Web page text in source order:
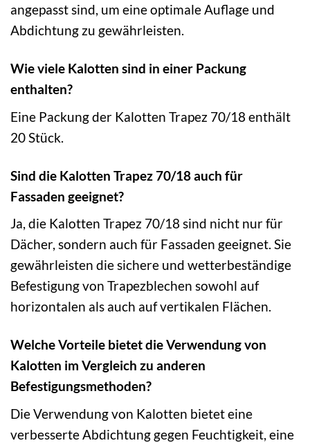
angepasst sind, um eine optimale Auflage und
Abdichtung zu gewährleisten.
Wie viele Kalotten sind in einer Packung
enthalten?
Eine Packung der Kalotten Trapez 70/18 enthält
20 Stück.
Sind die Kalotten Trapez 70/18 auch für
Fassaden geeignet?
Ja, die Kalotten Trapez 70/18 sind nicht nur für
Dächer, sondern auch für Fassaden geeignet. Sie
gewährleisten die sichere und wetterbeständige
Befestigung von Trapezblechen sowohl auf
horizontalen als auch auf vertikalen Flächen.
Welche Vorteile bietet die Verwendung von
Kalotten im Vergleich zu anderen
Befestigungsmethoden?
Die Verwendung von Kalotten bietet eine
verbesserte Abdichtung gegen Feuchtigkeit, eine